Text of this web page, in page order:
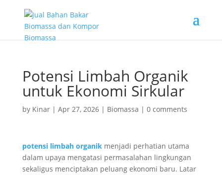
Potensi Limbah Organik
untuk Ekonomi Sirkular
by Kinar| Apr 27, 2026| Biomassa | 0 comments
potensi limbah organikmenjadi perhatian utama
dalam upaya mengatasi permasalahan lingkungan
sekaligus menciptakan peluang ekonomi baru. Latar